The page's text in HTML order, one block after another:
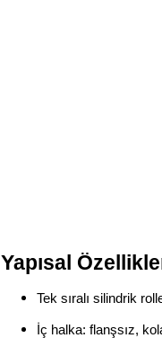
Yapısal
Tek sıralı silindrik
İç halka: flanşsız,